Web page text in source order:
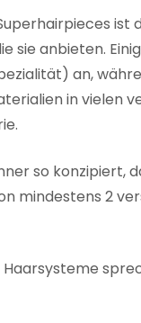
ist
sie anbieten.
an,
in vielen
so konzipiert,
mindestens 2